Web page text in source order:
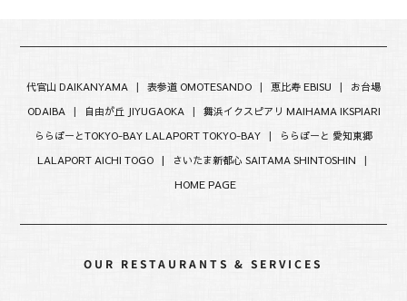
代官山 DAIKANYAMA | 表参道 OMOTESANDO | 恵比寿 EBISU | お台場
ODAIBA | 自由が丘 JIYUGAOKA | 舞浜イクスピアリ MAIHAMA IKSPIARI
ららぽーとTOKYO-BAY LALAPORT TOKYO-BAY |
ららぽーと 愛知東郷
LALAPORT AICHI TOGO |
さいたま新都心 SAITAMA SHINTOSHIN |
HOME PAGE
OUR RESTAURANTS & SERVICES